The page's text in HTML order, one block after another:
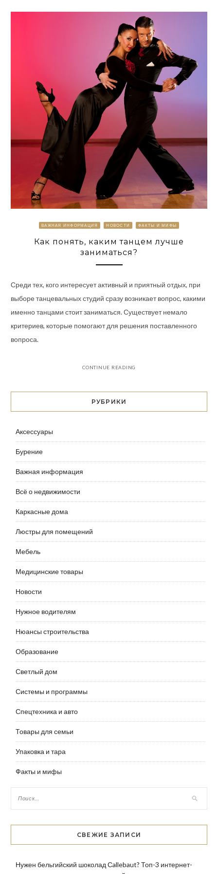
ВАЖНАЯ ИНФОРМАЦИЯ НОВОСТИ ФАКТЫ И МИФЫ
Как понять, каким танцем лучше
заниматься?
Среди тех, кого интересует активный и приятный отдых, при
выборе танцевальных студий сразу возникает вопрос, какими
именно танцами стоит заниматься. Существует немало
критериев, которые помогают для решения поставленного
вопроса.
CONTINUE READING
РУБРИКИ
Аксессуары
Бурение
Важная информация
Всё о недвижимости
Каркасные дома
Люстры для помещений
Мебель
Медицинские товары
Новости
Нужное водителям
Нюансы строительства
Образование
Светлый дом
Системы и программы
Спецтехника и авто
Товары для семьи
Упаковка и тара
Факты и мифы
СВЕЖИЕ ЗАПИСИ
Нужен бельгийский шоколад Сallebaut? Топ-3 интернет-